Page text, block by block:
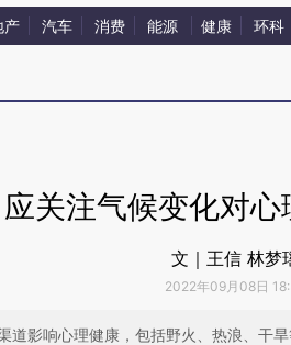
产 汽车 消费 能源 健康 环科
应关注气候变化对
文｜王信 林梦
2022年09月08日
道影响心理健康，包括野火、热浪、干